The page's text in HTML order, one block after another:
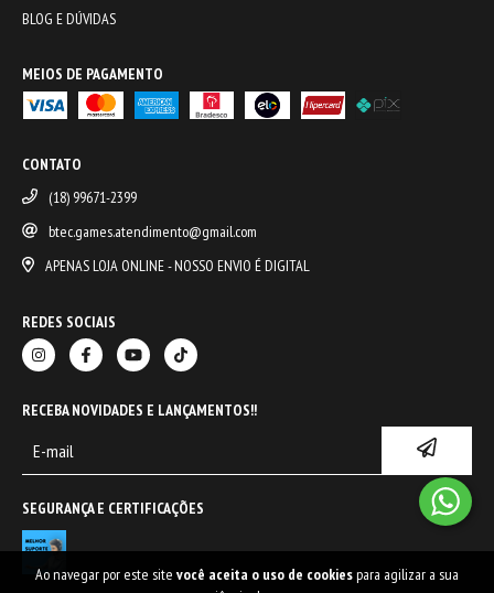
Ao navegar por este site você aceita o uso de cookiespara agilizar a sua
BLOG E DÚVIDAS
MEIOS DE PAGAMENTO
CONTATO
(18) 99671-2399
btec.games.atendimento@gmail.com
APENAS LOJA ONLINE - NOSSO ENVIO É DIGITAL
REDES SOCIAIS
RECEBA NOVIDADES E LANÇAMENTOS!!
SEGURANÇA E CERTIFICAÇÕES